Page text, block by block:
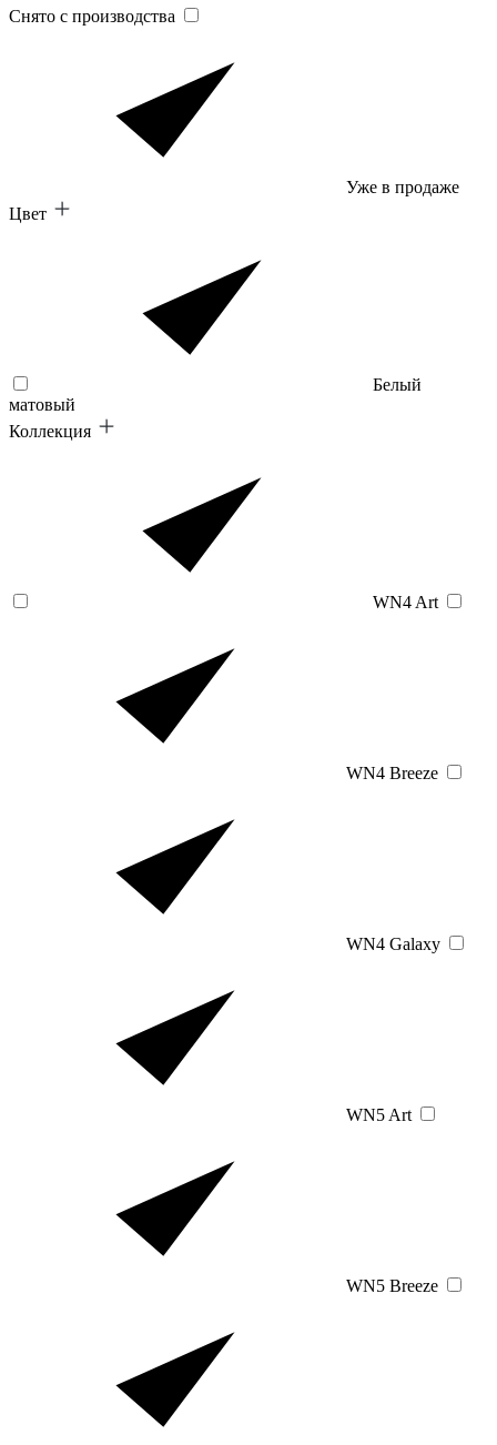
Снято с производства
Уже в продаже
Цвет
Белый
матовый
Коллекция
WN4 Art
WN4 Breeze
WN4 Galaxy
WN5 Art
WN5 Breeze